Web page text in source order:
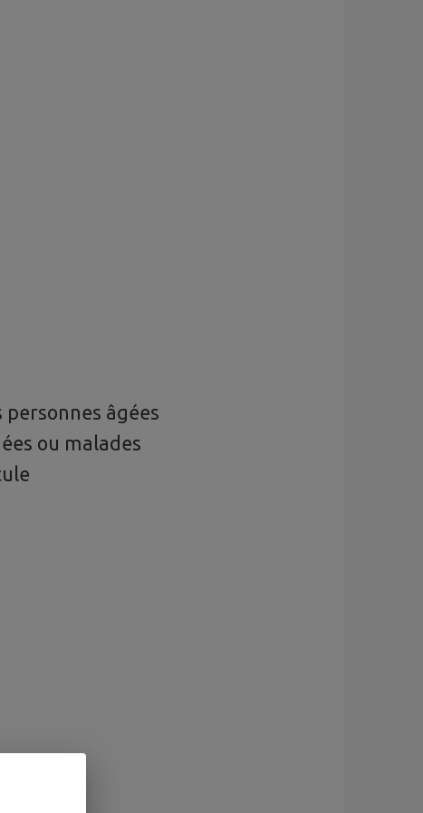
âgées
ou malades